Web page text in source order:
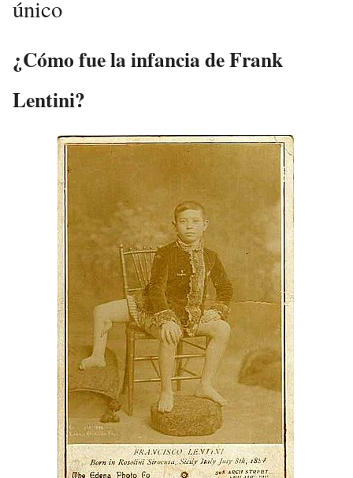
único
¿Cómo fue la infancia de Frank
Lentini?